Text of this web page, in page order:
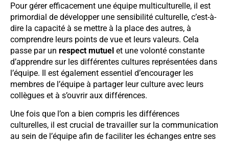
Pour gérer efficacement une équipe multiculturelle, il est
primordial de développer une sensibilité culturelle, c’est-à-
dire la capacité à se mettre à la place des autres, à
comprendre leurs points de vue et leurs valeurs. Cela
passe par un respect mutuel et une volonté constante
d’apprendre sur les différentes cultures représentées dans
l’équipe. Il est également essentiel d’encourager les
membres de l’équipe à partager leur culture avec leurs
collègues et à s’ouvrir aux différences.
Une fois que l’on a bien compris les différences
culturelles, il est crucial de travailler sur la communication
au sein de l’équipe afin de faciliter les échanges entre ses